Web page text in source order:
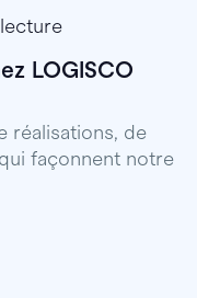
LOGISCO
réalisations, de
façonnent notre